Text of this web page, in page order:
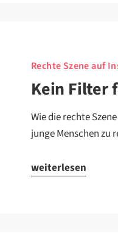
Rechte Szene auf
Kein Filter
Wie die rechte
junge Menschen zu
weiterlesen